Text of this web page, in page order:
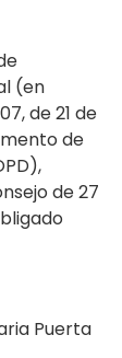
(en
de 21 de
de
de 27
Puerta